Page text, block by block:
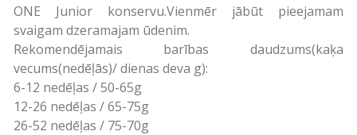
ONE Junior konservu.Vienmēr jābūt pieejamam
svaigam dzeramajam ūdenim.
Rekomendējamais barības daudzums(kaķa
vecums(nedēļās)/ dienas deva g):
6-12 nedēļas / 50-65g
12-26 nedēļas / 65-75g
26-52 nedēļas / 75-70g